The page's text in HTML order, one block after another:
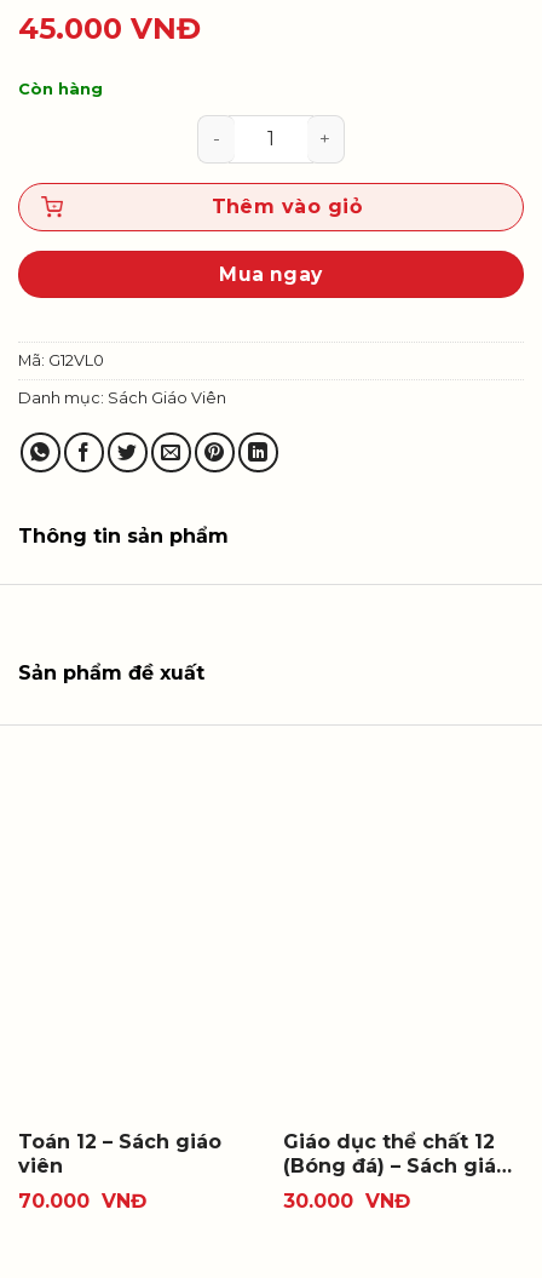
45.000 VNĐ
Còn hàng
Vật lí 12 - Sách giáo viên số
Thêm vào giỏ
Mua ngay
Mã: G12VL0
Danh mục: Sách Giáo Viên
Thông tin sản phẩm
Sản phẩm đề xuất
Toán 12 – Sách giáo
viên
70.000 VNĐ
Giáo dục thể chất 12
(Bóng đá) – Sách giáo
viên
30.000 VNĐ